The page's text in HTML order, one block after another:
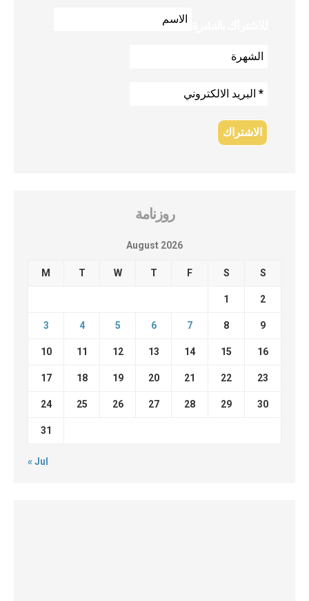
روزنامة
August 2026
M T W T F S S
1 2
3 4 5 6 7 8 9
10 11 12 13 14 15 16
17 18 19 20 21 22 23
24 25 26 27 28 29 30
31
« Jul